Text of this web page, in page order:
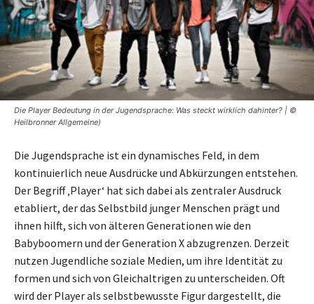
Die Player Bedeutung in der Jugendsprache: Was steckt wirklich dahinter? | ©
Heilbronner Allgemeine)
Die Jugendsprache ist ein dynamisches Feld, in dem
kontinuierlich neue Ausdrücke und Abkürzungen entstehen.
Der Begriff ‚Player‘ hat sich dabei als zentraler Ausdruck
etabliert, der das Selbstbild junger Menschen prägt und
ihnen hilft, sich von älteren Generationen wie den
Babyboomern und der Generation X abzugrenzen. Derzeit
nutzen Jugendliche soziale Medien, um ihre Identität zu
formen und sich von Gleichaltrigen zu unterscheiden. Oft
wird der Player als selbstbewusste Figur dargestellt, die